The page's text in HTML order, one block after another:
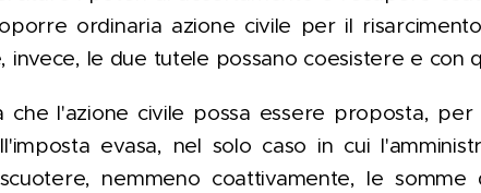
ordinaria azione civile per il
invece, le due tutele possano coesistere e con
che l'azione civile possa essere proposta, per
evasa, nel solo caso in cui
nemmeno coattivamente, le